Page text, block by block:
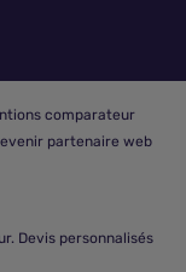
comparateur
partenaire web
Devis personnalisés